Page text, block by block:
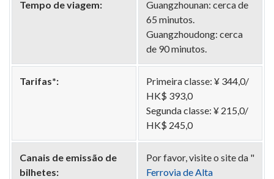
Tempo de viagem:
Guangzhounan: cerca de
65 minutos.
Guangzhoudong: cerca
de 90 minutos.
Tarifas*:
Primeira classe: ¥ 344,0/
HK$ 393,0
Segunda classe: ¥ 215,0/
HK$ 245,0
Canais de emissão de
bilhetes:
Por favor, visite o site da "
Ferrovia de Alta